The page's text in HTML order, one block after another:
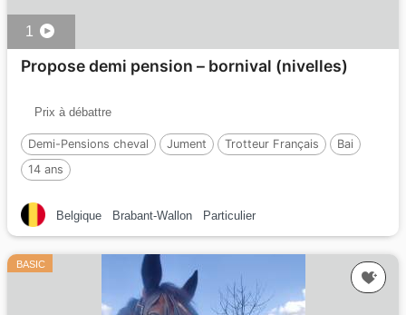
1
Propose demi pension – bornival (nivelles)
Prix à débattre
Demi-Pensions cheval Jument Trotteur Français
Bai
14 ans
Belgique Brabant-Wallon Particulier
BASIC